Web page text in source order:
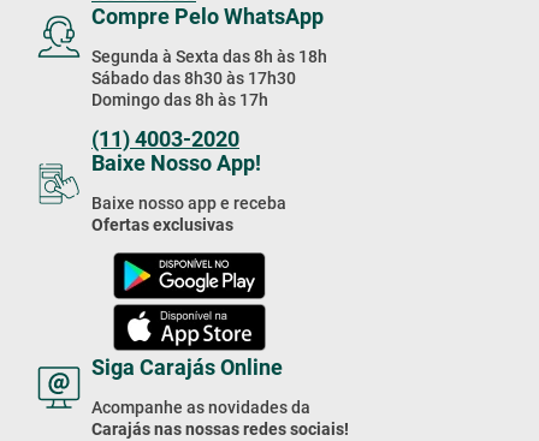
Compre Pelo WhatsApp
Segunda à Sexta das 8h às 18h
Sábado das 8h30 às 17h30
Domingo das 8h às 17h
(11) 4003-2020
Baixe Nosso App!
Baixe nosso app e receba
Ofertas exclusivas
Siga Carajás Online
Acompanhe as novidades da
Carajás nas nossas redes sociais!